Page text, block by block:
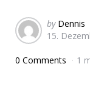
Posted
by
by Dennis
15.
0 Comments 1